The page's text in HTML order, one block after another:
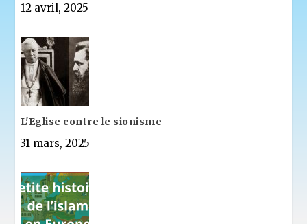
12 avril, 2025
L'Eglise contre le sionisme
31 mars, 2025